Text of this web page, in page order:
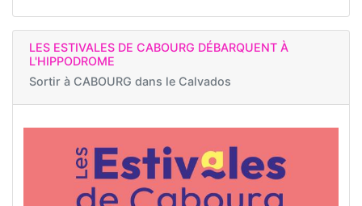
LES ESTIVALES DE CABOURG DÉBARQUENT À
L'HIPPODROME
Sortir à CABOURG dans le Calvados